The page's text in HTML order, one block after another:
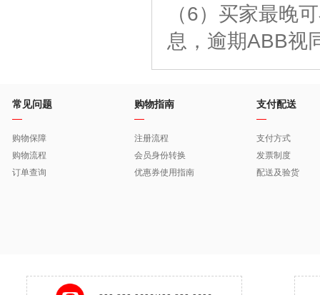
（6）买家最晚
息，逾期ABB视
常见问题
购物保障
购物流程
订单查询
购物指南
注册流程
会员身份转换
优惠券使用指南
支付配送
支付方式
发票制度
配送及验货